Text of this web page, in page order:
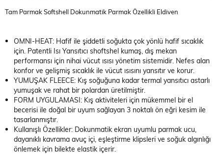
Tam Parmak Softshell Dokunmatik Parmak Özellikli Eldiven
OMNI-HEAT: Hafif ile şiddetli soğukta çok yönlü hafif sıcaklık
için. Patentli Isı Yansıtıcı shoftshel kumaş, dış mekan
performansı için nihai vücut ısısı yönetim sistemidir. Nefes alan
konfor ve gelişmiş sıcaklık ile vücut ısısını yansıtır ve korur.
YUMUŞAK FLEECE: Kış soğuğuna kadar termal yansıtıcı astarlı
yumuşak ve rahat bir polardan üretilmiştir.
FORM UYGULAMASI: Kış aktiviteleri için mükemmel bir el
becerisi ile doğal bir uyum sağlayan 3 noktalı ön eğri kesim ile
tasarlanmıştır.
Kullanışlı Özellikler: Dokunmatik ekran uyumlu parmak ucu,
dayanıklı kavrama avuç içi, eşleştirme klipsleri ve soğuk algınlığı
önlemek için bilekte elastik içerir.